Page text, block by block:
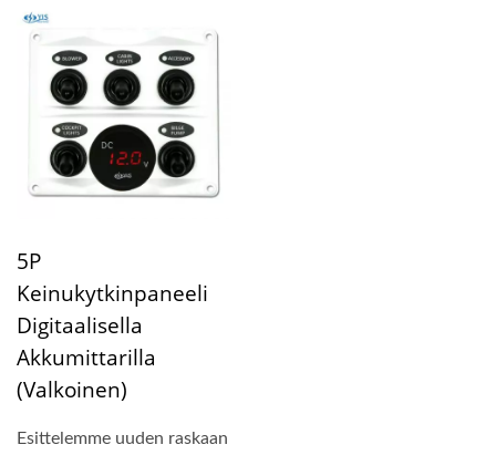
5P
Keinukytkinpaneeli
Digitaalisella
Akkumittarilla
(valkoinen)
Esittelemme uuden raskaan